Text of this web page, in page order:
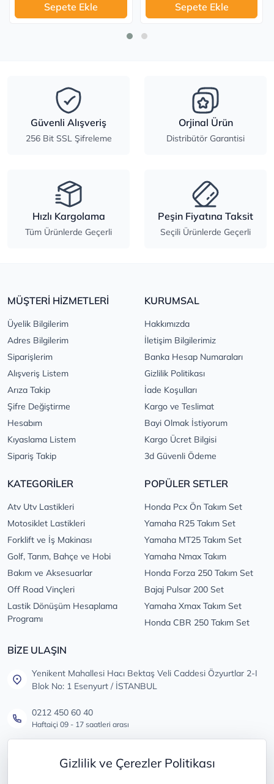
Gizlilik ve Çerezler Politikası
Sepete Ekle Sepete Ekle
Güvenli Alışveriş
256 Bit SSL Şifreleme
Orjinal Ürün
Distribütör Garantisi
Hızlı Kargolama
Tüm Ürünlerde Geçerli
Peşin Fiyatına Taksit
Seçili Ürünlerde Geçerli
MÜŞTERİ HİZMETLERİ
Üyelik Bilgilerim
Adres Bilgilerim
Siparişlerim
Alışveriş Listem
Arıza Takip
Şifre Değiştirme
Hesabım
Kıyaslama Listem
Sipariş Takip
KURUMSAL
Hakkımızda
İletişim Bilgilerimiz
Banka Hesap Numaraları
Gizlilik Politikası
İade Koşulları
Kargo ve Teslimat
Bayi Olmak İstiyorum
Kargo Ücret Bilgisi
3d Güvenli Ödeme
KATEGORİLER
Atv Utv Lastikleri
Motosiklet Lastikleri
Forklift ve İş Makinası
Golf, Tarım, Bahçe ve Hobi
Bakım ve Aksesuarlar
Off Road Vinçleri
Lastik Dönüşüm Hesaplama
Programı
POPÜLER SETLER
Honda Pcx Ön Takım Set
Yamaha R25 Takım Set
Yamaha MT25 Takım Set
Yamaha Nmax Takım
Honda Forza 250 Takım Set
Bajaj Pulsar 200 Set
Yamaha Xmax Takım Set
Honda CBR 250 Takım Set
BİZE ULAŞIN
Yenikent Mahallesi Hacı Bektaş Veli Caddesi Özyurtlar 2-I
Blok No: 1 Esenyurt / İSTANBUL
0212 450 60 40
Haftaiçi 09 - 17 saatleri arası
Tüm öneri ve şikayetleriniz için